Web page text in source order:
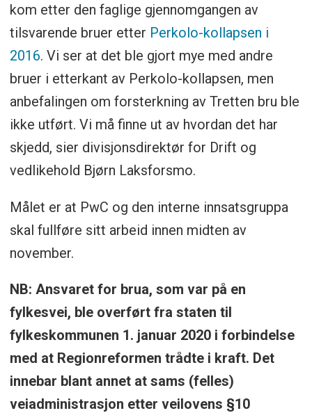
kom etter den faglige gjennomgangen av
tilsvarende bruer etter Perkolo-kollapsen i
2016. Vi ser at det ble gjort mye med andre
bruer i etterkant av Perkolo-kollapsen, men
anbefalingen om forsterkning av Tretten bru ble
ikke utført. Vi må finne ut av hvordan det har
skjedd, sier divisjonsdirektør for Drift og
vedlikehold Bjørn Laksforsmo.
Målet er at PwC og den interne innsatsgruppa
skal fullføre sitt arbeid innen midten av
november.
NB: Ansvaret for brua, som var på en
fylkesvei, ble overført fra staten til
fylkeskommunen 1. januar 2020 i forbindelse
med at Regionreformen trådte i kraft. Det
innebar blant annet at sams (felles)
veiadministrasjon etter veilovens §10